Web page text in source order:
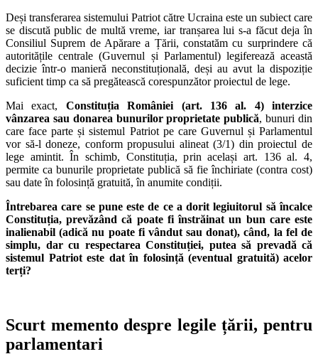
Deși transferarea sistemului Patriot către Ucraina este un subiect care
se discută public de multă vreme, iar tranșarea lui s-a făcut deja în
Consiliul Suprem de Apărare a Țării, constatăm cu surprindere că
autoritățile centrale (Guvernul și Parlamentul) legiferează această
decizie într-o manieră neconstituțională, deși au avut la dispoziție
suficient timp ca să pregătească corespunzător proiectul de lege.
Mai exact, Constituția României (art. 136 al. 4) interzice
vânzarea sau donarea bunurilor proprietate publică, bunuri din
care face parte și sistemul Patriot pe care Guvernul și Parlamentul
vor să-l doneze, conform propusului alineat (3/1) din proiectul de
lege amintit. În schimb, Constituția, prin același art. 136 al. 4,
permite ca bunurile proprietate publică să fie închiriate (contra cost)
sau date în folosință gratuită, în anumite condiții.
Întrebarea care se pune este de ce a dorit legiuitorul să încalce
Constituția, prevăzând că poate fi înstrăinat un bun care este
inalienabil (adică nu poate fi vândut sau donat), când, la fel de
simplu, dar cu respectarea Constituției, putea să prevadă că
sistemul Patriot este dat în folosință (eventual gratuită) acelor
terți?
Scurt memento despre legile țării, pentru
parlamentari